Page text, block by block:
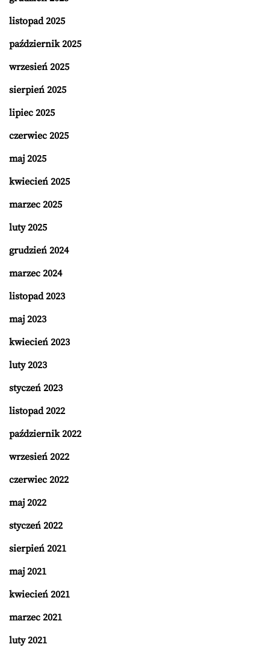
listopad 2025
październik 2025
wrzesień 2025
sierpień 2025
lipiec 2025
czerwiec 2025
maj 2025
kwiecień 2025
marzec 2025
luty 2025
grudzień 2024
marzec 2024
listopad 2023
maj 2023
kwiecień 2023
luty 2023
styczeń 2023
listopad 2022
październik 2022
wrzesień 2022
czerwiec 2022
maj 2022
styczeń 2022
sierpień 2021
maj 2021
kwiecień 2021
marzec 2021
luty 2021